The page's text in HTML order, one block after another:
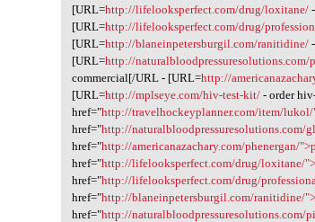
[URL=http://lifelooksperfect.com/drug/loxitane/
[URL=http://lifelooksperfect.com/drug/
[URL=http://blaneinpetersburgil.com/ranitidine/
[URL=http://
commercial[/URL - [URL=http://
[URL=http://mplseye.com/hiv-test-kit/ - order
href="http://travelhockeyplanner.com/item/
href="http://naturalbloodpressuresolutions.com/
href="http://americanazachary.com/phenergan/
href="http://lifelooksperfect.com/drug/loxitane/
href="http://lifelooksperfect.com/drug/
href="http://blaneinpetersburgil.com/ranitidine/
href="http://naturalbloodpressuresolutions.com/